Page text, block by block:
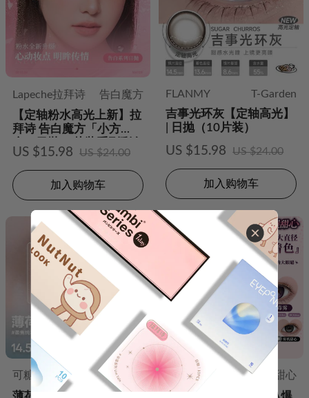
Lapeche拉拜诗
告白魔方
【定轴粉水高光上新】拉
拜诗 告白魔方「小方
盒」日抛10片装系列彩色
隐形眼镜
US $15.98 US $24.00
加入购物车
FLANMY
T-Garden
吉事光环灰【定轴高光】
| 日抛（10片装）
US $15.98 US $24.00
加入购物车
可糖
甜品宇宙
Doya
爆裂甜心